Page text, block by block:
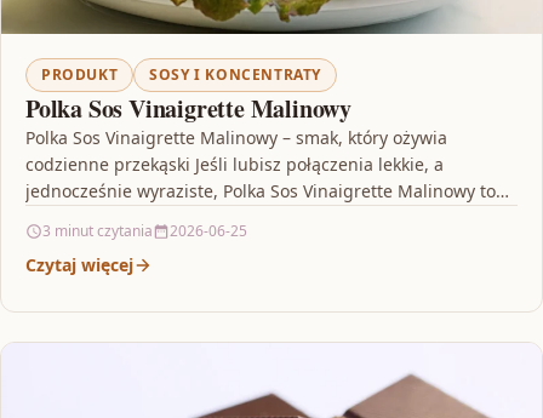
PRODUKT SOSY I KONCENTRATY
Polka Sos Vinaigrette Malinowy
Polka Sos Vinaigrette Malinowy – smak, który ożywia
codzienne przekąski Jeśli lubisz połączenia lekkie, a
jednocześnie wyraziste, Polka Sos Vinaigrette Malinowy to
3 minut czytania 2026-06-25
Czytaj więcej